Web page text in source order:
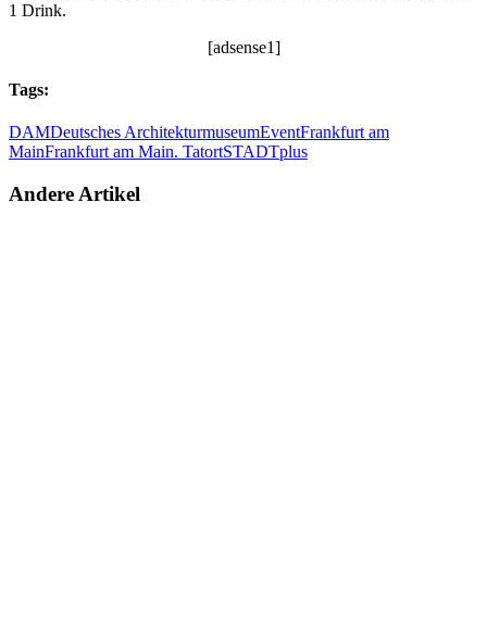
1 Drink.
[adsense1]
Tags:
DAMDeutsches ArchitekturmuseumEventFrankfurt am
MainFrankfurt am Main. TatortSTADTplus
Andere Artikel